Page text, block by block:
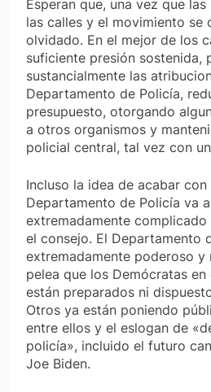
Esperan que, una vez que
las calles y el movimiento se
olvidado. En el mejor de los
suficiente presión sostenida,
sustancialmente las
Departamento de Policía,
presupuesto, otorgando
a otros organismos y
policial central, tal vez con
Incluso la idea de acabar con
Departamento de Policía va
extremadamente
el consejo. El Departamento
extremadamente poderoso y
pelea que los Demócratas
están preparados ni
Otros ya están poniendo
entre ellos y el eslogan de
policía», incluido el futuro
Joe Biden.